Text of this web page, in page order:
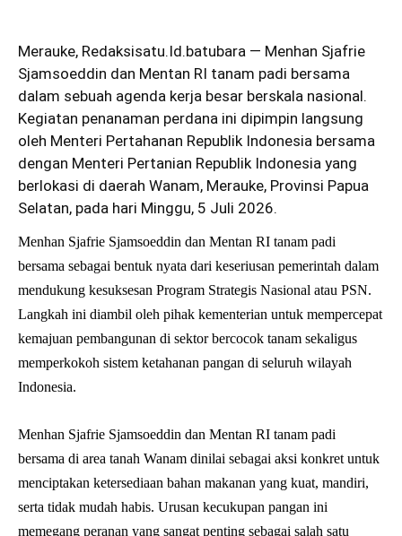
Merauke, Redaksisatu.Id.batubara — Menhan Sjafrie
Sjamsoeddin dan Mentan RI tanam padi bersama
dalam sebuah agenda kerja besar berskala nasional.
Kegiatan penanaman perdana ini dipimpin langsung
oleh Menteri Pertahanan Republik Indonesia bersama
dengan Menteri Pertanian Republik Indonesia yang
berlokasi di daerah Wanam, Merauke, Provinsi Papua
Selatan, pada hari Minggu, 5 Juli 2026.
Menhan Sjafrie Sjamsoeddin dan Mentan RI tanam padi
bersama sebagai bentuk nyata dari keseriusan pemerintah dalam
mendukung kesuksesan Program Strategis Nasional atau PSN.
Langkah ini diambil oleh pihak kementerian untuk mempercepat
kemajuan pembangunan di sektor bercocok tanam sekaligus
memperkokoh sistem ketahanan pangan di seluruh wilayah
Indonesia.
Menhan Sjafrie Sjamsoeddin dan Mentan RI tanam padi
bersama di area tanah Wanam dinilai sebagai aksi konkret untuk
menciptakan ketersediaan bahan makanan yang kuat, mandiri,
serta tidak mudah habis. Urusan kecukupan pangan ini
memegang peranan yang sangat penting sebagai salah satu